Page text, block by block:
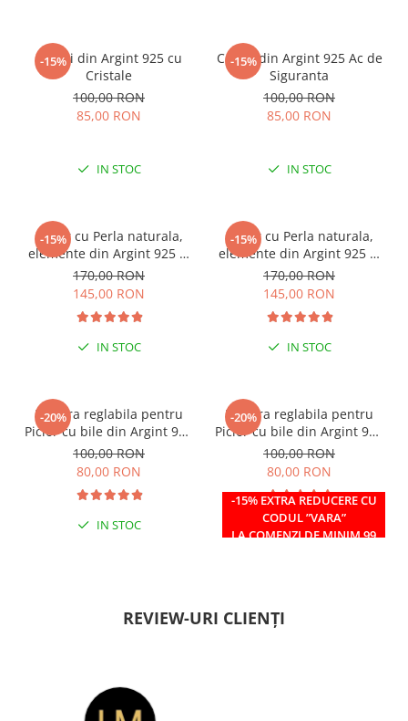
-15%
Cercei din Argint 925 cu
Cristale
100,00 RON
85,00 RON
IN STOC
-15%
Cercei din Argint 925 Ac de
Siguranta
100,00 RON
85,00 RON
IN STOC
-15%
Colier cu Perla naturala,
elemente din Argint 925 si
margele Miyuki, multicolor
170,00 RON
145,00 RON
IN STOC
-15%
Colier cu Perla naturala,
elemente din Argint 925 si
margele Miyuki, verde/kiwi
170,00 RON
145,00 RON
IN STOC
-20%
Bratara reglabila pentru
Picior cu bile din Argint 925
si margele Miyuki rosii
100,00 RON
80,00 RON
IN STOC
-20%
-15% EXTRA REDUCERE CU
CODUL ”VARA”
LA COMENZI DE MINIM 99
Bratara reglabila pentru
Picior cu bile din Argint 925
si margele Miyuki verzi
100,00 RON
80,00 RON
IN STOC
REVIEW-URI CLIENȚI